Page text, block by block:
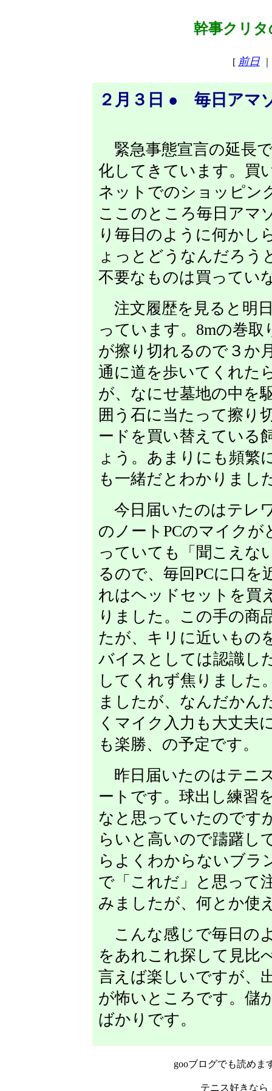
幹事クリタ
[ 前日
２月３日 ● 毎日アマ
緊急事態宣言の延長
化してきています。買
ネットでのショッピン
ここのところ毎日アマ
り毎日のように何かし
ょっとどうなんだろう
不要なものは買ってい
注文履歴を見ると明
っています。8mの巻
が擦り切れるので３か
通に道を歩いてくれた
が、なにせ墓地の中を
囲う石に当たって擦り
ードを買い替えている
ょう。あまりにも頻繁
も一緒だとわかりまし
今日届いたのはテレ
のノートPCのマイク
っていても「聞こえな
るので、毎回PCに口
れはヘッドセットを買
りました。この手の商
たが、キリに近いもの
バイスとしては認識し
してくれず焦りました
ましたが、なんだかん
くマイク入力も大丈夫
も楽勝、の予定です。
昨日届いたのはテニ
ートです。球出し練習
なと思っていたのです
らいと高いので躊躇し
らよくわからないブラ
で「これだ」と思って
みましたが、何とか使
こんな感じで毎日の
をあれこれ探して見比
言えば楽しいですが、
が怖いところです。儲
ばかりです。
gooブログでも読めま
テニス好きなら